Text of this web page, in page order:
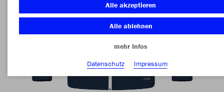
Alle akzeptieren
Alle ablehnen
mehr Infos
Datenschutz
Impressum